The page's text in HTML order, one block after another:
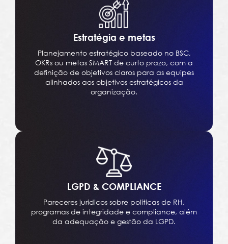
Estratégia e metas
Planejamento estratégico baseado no BSC,
OKRs ou metas SMART de curto prazo, com a
definição de objetivos claros para as equipes
alinhados aos objetivos estratégicos da
organização.
LGPD & COMPLIANCE
Pareceres jurídicos sobre políticas de RH,
programas de integridade e compliance, além
da adequação e gestão da LGPD.